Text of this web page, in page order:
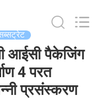
आईसी पैकेजिंग
4 परत
प्रसंस्करण